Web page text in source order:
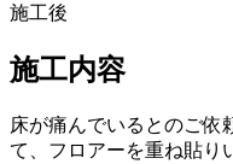
施工後
施工内容
床が痛んでいるとのご依
て、フロアーを重ね貼り